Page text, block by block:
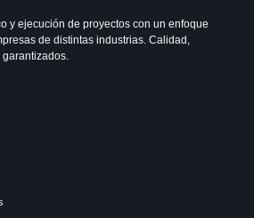
y ejecución de proyectos con un enfoque
de distintas industrias. Calidad,